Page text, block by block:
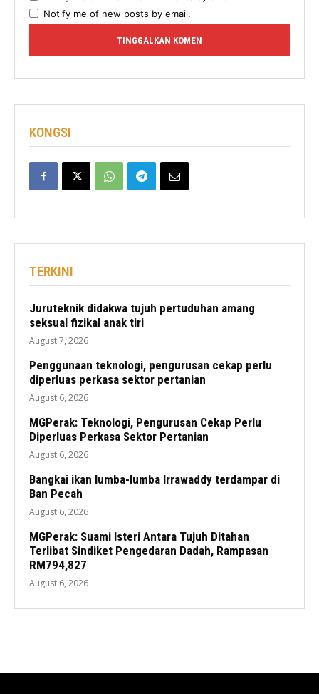
Notify me of new posts by email.
KONGSI
TERKINI
Juruteknik didakwa tujuh pertuduhan amang
seksual fizikal anak tiri
August 7, 2026
Penggunaan teknologi, pengurusan cekap perlu
diperluas perkasa sektor pertanian
August 6, 2026
MGPerak: Teknologi, Pengurusan Cekap Perlu
Diperluas Perkasa Sektor Pertanian
August 6, 2026
Bangkai ikan lumba-lumba Irrawaddy terdampar di
Ban Pecah
August 6, 2026
MGPerak: Suami Isteri Antara Tujuh Ditahan
Terlibat Sindiket Pengedaran Dadah, Rampasan
RM794,827
August 6, 2026